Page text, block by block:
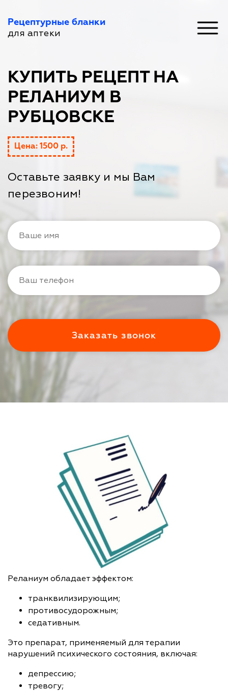
Рецептурные бланки
для аптеки
КУПИТЬ РЕЦЕПТ НА
РЕЛАНИУМ В
РУБЦОВСКЕ
Цена: 1500 р.
Оставьте заявку и мы Вам
перезвоним!
Реланиум обладает эффектом:
транквилизирующим;
противосудорожным;
седативным.
Это препарат, применяемый для терапии
нарушений психического состояния, включая:
депрессию;
тревогу;